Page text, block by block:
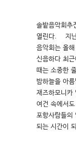
솔밭음악회추
열린다. 지난
음악회는 올
신음하다 최
때는 소중한
밤하늘을 아
재즈하모니카
여건 속에서
포항사람들의
되는 시간이